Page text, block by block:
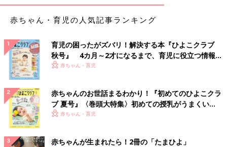
赤ちゃん・育児の人気記事ランキング
育児の困ったがズバリ！解決する本『ひよこクラブ
秋号』 4カ月～2才になるまで、育児に役立つ情報が
いっぱい！
赤ちゃん・育児
赤ちゃんのお世話まるわかり！『初めてのひよこクラ
ブ 夏号』〈巻頭大特集〉初めての授乳がうまくい
く！ おっぱい・ミルクの基本と夏のトラブル 解決テ
赤ちゃん・育児
赤ちゃんが生まれたら！2冊の「たまひよ」